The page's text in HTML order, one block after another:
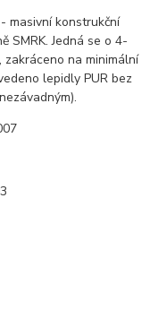
- masivní konstrukční
SMRK. Jedná se o 4-
na minimální
lepidly PUR bez